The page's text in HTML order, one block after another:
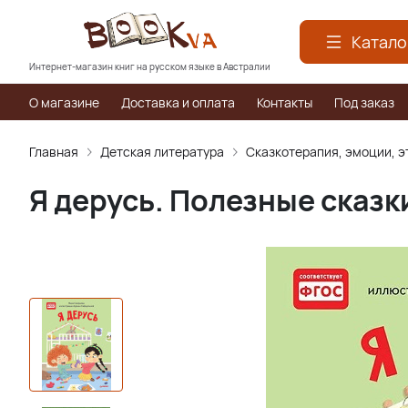
Интернет-магазин книг на русском языке в Австралии
О магазине Доставка и оплата Контакты Под заказ
Главная Детская литература Сказкотерапия, эмоции,
Я дерусь. Полезные